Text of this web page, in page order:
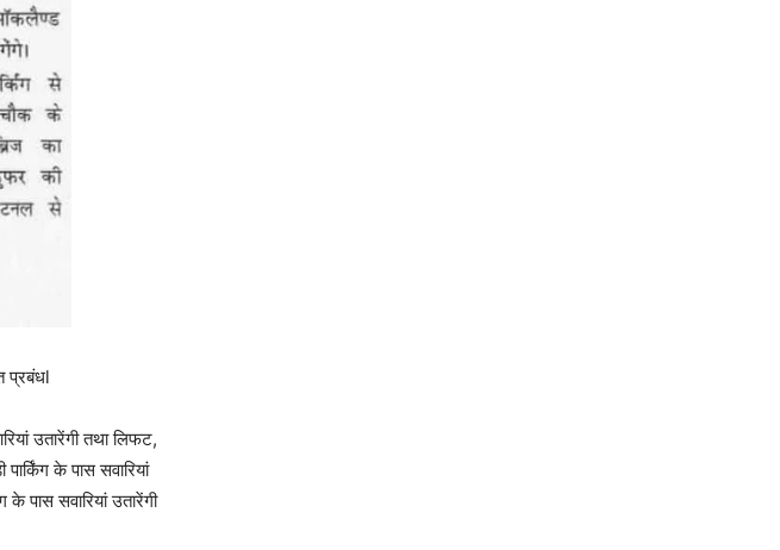
प्रबंधl
उतारेंगी तथा लिफट,
के पास सवारियां
पास सवारियां उतारेंगी